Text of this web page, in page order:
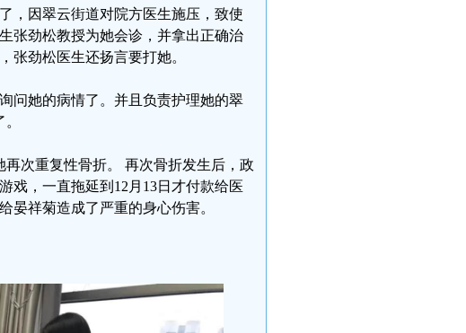
，因翠云街道对院方医生施压，致使
张劲松教授为她会诊，并拿出正确治
张劲松医生还扬言要打她。
问她的病情了。并且负责护理她的翠
次重复性骨折。 再次骨折发生后，政
戏，一直拖延到12月13日才付款给医
晏祥菊造成了严重的身心伤害。